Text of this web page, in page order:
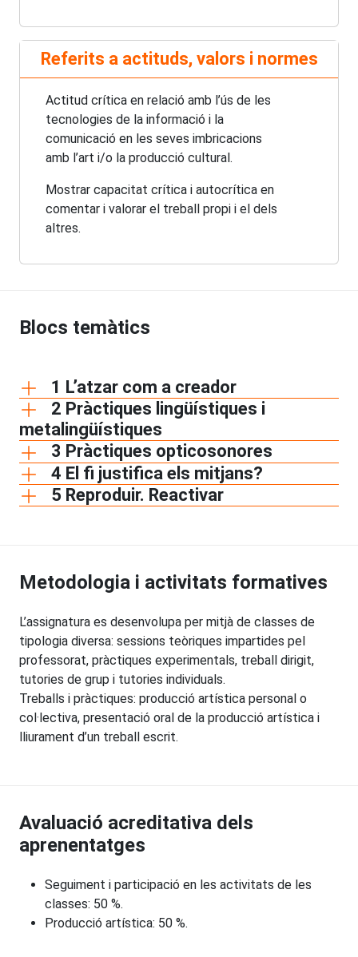
Referits a actituds, valors i normes
Actitud crítica en relació amb l’ús de les
tecnologies de la informació i la
comunicació en les seves imbricacions
amb l’art i/o la producció cultural.
Mostrar capacitat crítica i autocrítica en
comentar i valorar el treball propi i el dels
altres.
Blocs temàtics
1 L’atzar com a creador
2 Pràctiques lingüístiques i
metalingüístiques
3 Pràctiques opticosonores
4 El fi justifica els mitjans?
5 Reproduir. Reactivar
Metodologia i activitats formatives
L’assignatura es desenvolupa per mitjà de classes de
tipologia diversa: sessions teòriques impartides pel
professorat, pràctiques experimentals, treball dirigit,
tutories de grup i tutories individuals.
Treballs i pràctiques: producció artística personal o
col·lectiva, presentació oral de la producció artística i
lliurament d’un treball escrit.
Avaluació acreditativa dels
aprenentatges
Seguiment i participació en les activitats de les
classes: 50 %.
Producció artística: 50 %.